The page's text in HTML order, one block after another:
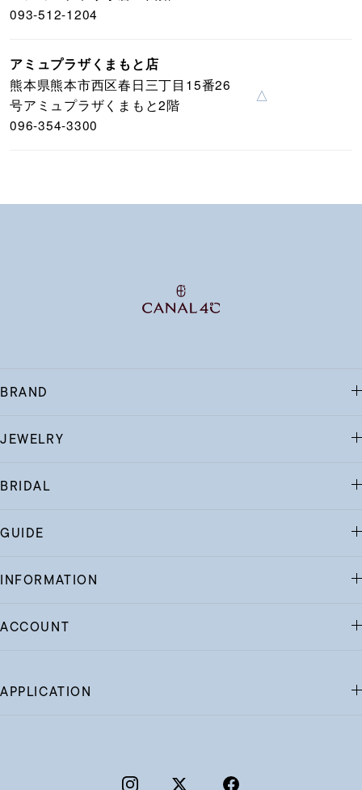
093-512-1204
アミュプラザくまもと店
熊本県熊本市西区春日三丁目15番26
号アミュプラザくまもと2階
096-354-3300
△
BRAND
JEWELRY
BRIDAL
GUIDE
INFORMATION
ACCOUNT
APPLICATION